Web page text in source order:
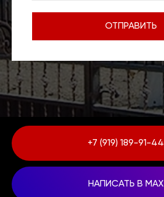
ОТПРАВИТЬ
+7 (919) 189-91-44
НАПИСАТЬ В MAX